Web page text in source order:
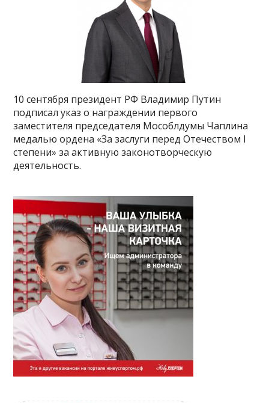
10 сентября президент РФ Владимир Путин
подписал указ о награждении первого
заместителя председателя Мособлдумы Чаплина
медалью ордена «За заслуги перед Отечеством I
степени» за активную законотворческую
деятельность.